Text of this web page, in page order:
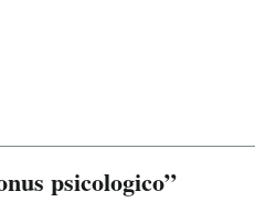
psicologico”